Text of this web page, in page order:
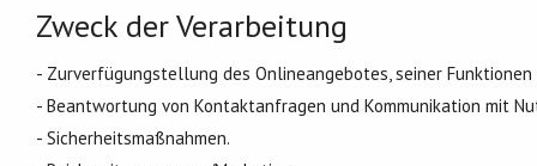
Zweck der Verarbeitung
- Zurverfügungstellung des Onlineangebotes, seiner
- Beantwortung von Kontaktanfragen und Kommunikation mit
- Sicherheitsmaßnahmen.